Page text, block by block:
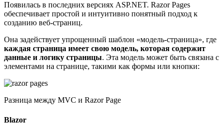
Появилась в последних версиях ASP.NET. Razor Pages
обеспечивает простой и интуитивно понятный подход к
созданию веб-страниц.
Она задействует упрощенный шаблон «модель-страница», где
каждая страница имеет свою модель, которая содержит
данные и логику страницы. Эта модель может быть связана с
элементами на странице, такими как формы или кнопки:
Разница между MVC и Razor Page
Blazor